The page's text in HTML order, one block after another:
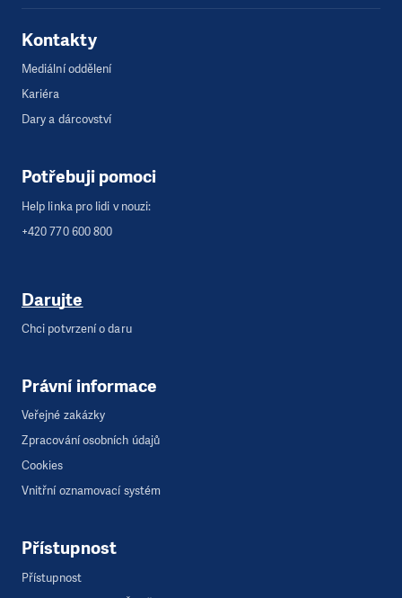
Kontakty
Mediální oddělení
Kariéra
Dary a dárcovství
Potřebuji pomoci
Help linka pro lidi v nouzi:
+420 770 600 800
Darujte
Chci potvrzení o daru
Právní informace
Veřejné zakázky
Zpracování osobních údajů
Cookies
Vnitřní oznamovací systém
Přístupnost
Přístupnost